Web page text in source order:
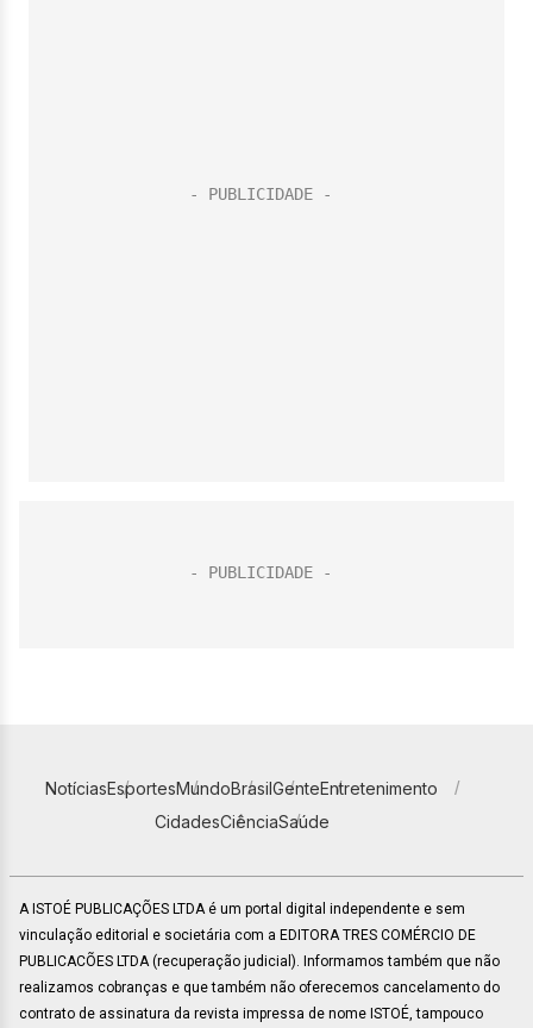
NotíciasEsportesMundoBrasilGenteEntretenimento
CidadesCiênciaSaúde
A ISTOÉ PUBLICAÇÕES LTDA é um portal digital independente e sem
vinculação editorial e societária com a EDITORA TRES COMÉRCIO DE
PUBLICACÕES LTDA (recuperação judicial). Informamos também que não
realizamos cobranças e que também não oferecemos cancelamento do
contrato de assinatura da revista impressa de nome ISTOÉ, tampouco